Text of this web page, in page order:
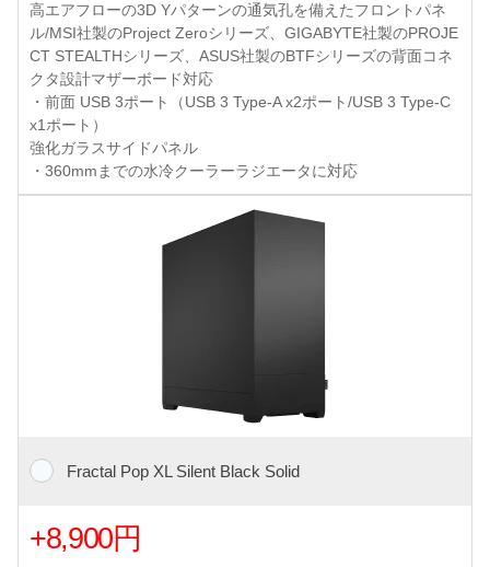
高エアフローの3D Yパターンの通気孔を備えたフロントパネ
ル/MSI社製のProject Zeroシリーズ、GIGABYTE社製のPROJE
CT STEALTHシリーズ、ASUS社製のBTFシリーズの背面コネ
クタ設計マザーボード対応
・前面 USB 3ポート（USB 3 Type-A x2ポート/USB 3 Type-C
x1ポート）
強化ガラスサイドパネル
・360mmまでの水冷クーラーラジエータに対応
Fractal Pop XL Silent Black Solid
+8,900円